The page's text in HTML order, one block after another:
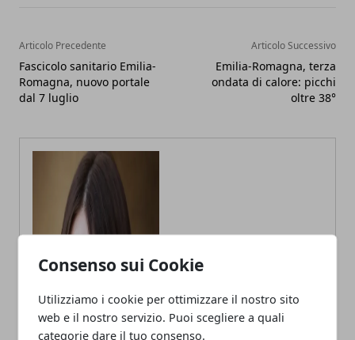
Consenso sui Cookie
Utilizziamo i cookie per ottimizzare il nostro sito
web e il nostro servizio. Puoi scegliere a quali
categorie dare il tuo consenso.
Articolo Precedente
Fascicolo sanitario Emilia-
Romagna, nuovo portale
dal 7 luglio
Articolo Successivo
Emilia-Romagna, terza
ondata di calore: picchi
oltre 38°
Annalisa Biasi